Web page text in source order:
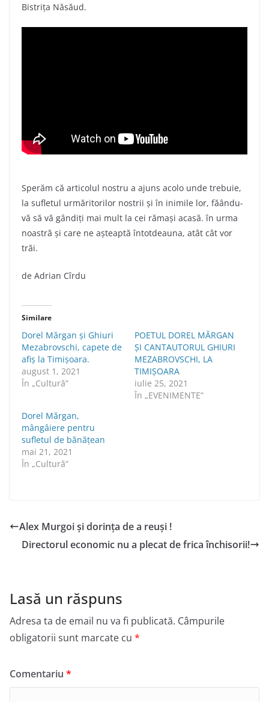
Bistriţa Năsăud.
Sperăm că articolul nostru a ajuns acolo unde trebuie,
la sufletul urmăritorilor nostrii şi în inimile lor, făându-
vă să vă gândiţi mai mult la cei rămaşi acasă. în urma
noastră şi care ne aşteaptă întotdeauna, atât cât vor
trăi.
de Adrian Cîrdu
Similare
Dorel Mărgan și Ghiuri
Mezabrovschi, capete de
afiș la Timișoara.
august 1, 2021
În „Cultură”
POETUL DOREL MĂRGAN
ȘI CANTAUTORUL GHIURI
MEZABROVSCHI, LA
TIMIȘOARA
iulie 25, 2021
În „EVENIMENTE”
Dorel Mărgan,
mângâiere pentru
sufletul de bănăţean
mai 21, 2021
În „Cultură”
Alex Murgoi și dorința de a reuși !
Directorul economic nu a plecat de frica închisorii!
Lasă un răspuns
Adresa ta de email nu va fi publicată. Câmpurile
obligatorii sunt marcate cu *
Comentariu *